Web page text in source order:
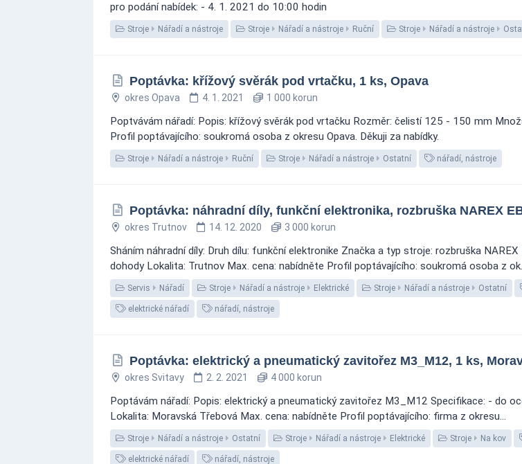
pro podání nabídek: - 4. 1. 2021 do 10:00 hodin
Stroje Nářadí a nástroje Stroje Nářadí a nástroje Ruční Stroje Nářadí a nástroje
Poptávka: křížový svěrák pod vrtačku, 1 ks, Opava
okres Opava 4. 1. 2021 1 000 korun
Poptvávám nářadí: Popis: křížový svěrák pod vrtačku Rozměr: čelistí 125 - 150 mm
Profil poptávajícího: soukromá osoba z okresu Opava. Děkuji za nabídky.
Stroje Nářadí a nástroje Ruční Stroje Nářadí a nástroje Ostatní nářadí, nástroje
Poptávka: náhradní díly, funkční elektronika, rozbruška NAREX
okres Trutnov 14. 12. 2020 3 000 korun
Sháním náhradní díly: Druh dílu: funkční elektronike Značka a typ stroje: rozbruška
dohody Lokalita: Trutnov Max. cena: nabídněte Profil poptávajícího: soukromá osoba z
Servis Nářadí Stroje Nářadí a nástroje Elektrické Stroje Nářadí a nástroje Ostatní
elektrické nářadí nářadí, nástroje
Poptávka: elektrický a pneumatický zavitořez M3_M12, 1 ks,
okres Svitavy 2. 2. 2021 4 000 korun
Poptávám nářadí: Popis: elektrický a pneumatický zavitořez M3_M12 Specifikace: - do
Lokalita: Moravská Třebová Max. cena: nabídněte Profil poptávajícího: firma z okresu...
Stroje Nářadí a nástroje Ostatní Stroje Nářadí a nástroje Elektrické Stroje Na kov
elektrické nářadí nářadí, nástroje